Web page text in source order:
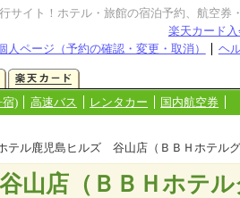
サイト！ホテル・旅館の宿泊予約、航空券
楽天カード
人ページ（予約の確認・変更・取消） ヘ
宿) 高速バス レンタカー 国内航空券
ル鹿児島ヒルズ 谷山店（ＢＢＨホテルグ
店（ＢＢＨホテル